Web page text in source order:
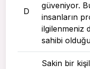
D
güveniyor.
insanların
ilgilenmeniz
sahibi
Sakin bir